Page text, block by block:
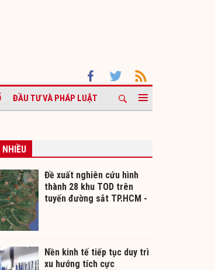
ĐẦU TƯ VÀ PHÁP LUẬT
Đề xuất nghiên cứu hình
thành 28 khu TOD trên
tuyến đường sắt TP.HCM -
Nền kinh tế tiếp tục duy trì
xu hướng tích cực